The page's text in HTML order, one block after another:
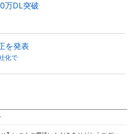
万DL突破
を発表
化で